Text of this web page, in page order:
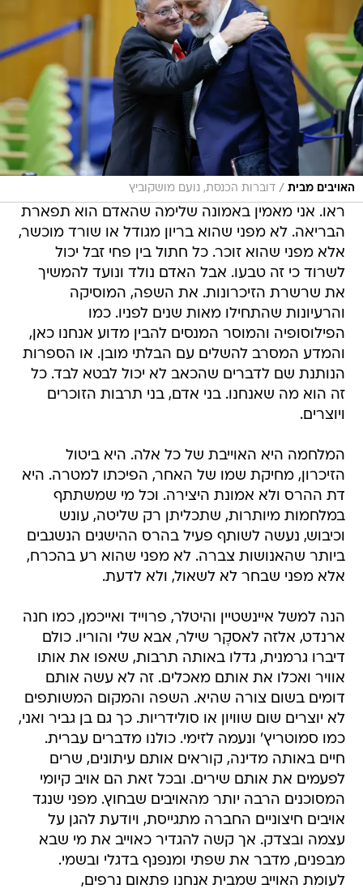
האויבים מבית / דוברות הכנסת, נועם מושקוביץ
ראו. אני מאמין באמונה שלימה שהאדם הוא תפארת
הבריאה. לא מפני שהוא בריון מגודל או שורד מוכשר,
אלא מפני שהוא זוכר. כל חתול בין פחי זבל יכול
לשרוד כי זה טבעו. אבל האדם נולד ונועד להמשיך
את שרשרת הזיכרונות. את השפה, המוסיקה
והרעיונות שהתחילו מאות שנים לפניו. כמו
הפילוסופיה והמוסר המנסים להבין מדוע אנחנו כאן,
והמדע המסרב להשלים עם הבלתי מובן. או הספרות
הנותנת שם לדברים שהכאב לא יכול לבטא לבד. כל
זה הוא מה שאנחנו. בני אדם, בני תרבות הזוכרים
ויוצרים.
המלחמה היא האוייבת של כל אלה. היא ביטול
הזיכרון, מחיקת שמו של האחר, הפיכתו למטרה. היא
דת ההרס ולא אמונת היצירה. וכל מי שמשתתף
במלחמות מיותרות, שתכליתן רק שליטה, עונש
וכיבוש, נעשה לשותף פעיל בהרס ההישגים הנשגבים
ביותר שהאנושות צברה. לא מפני שהוא רע בהכרח,
אלא מפני שבחר לא לשאול, ולא לדעת.
הנה למשל איינשטיין והיטלר, פרוייד ואייכמן, כמו חנה
ארנדט, אלזה לאסקֶר שילר, אבא שלי והוריו. כולם
דיברו גרמנית, גדלו באותה תרבות, שאפו את אותו
אוויר ואכלו את אותם מאכלים. זה לא עשה אותם
דומים בשום צורה שהיא. השפה והמקום המשותפים
לא יוצרים שום שוויון או סולידריות. כך גם בן גביר ואני,
כמו סמוטריץ' ונעמה לזימי. כולנו מדברים עברית.
חיים באותה מדינה, קוראים אותם עיתונים, שרים
לפעמים את אותם שירים. ובכל זאת הם אויב קיומי
המסוכנים הרבה יותר מהאויבים שבחוץ. מפני שנגד
אויבים חיצוניים החברה מתגייסת, ויודעת להגן על
עצמה ובצדק. אך קשה להגדיר כאוייב את מי שבא
מבפנים, מדבר את שפתי ומנפנף בדגלי ובשמי.
לעומת האוייב שמבית אנחנו פתאום נרפים,